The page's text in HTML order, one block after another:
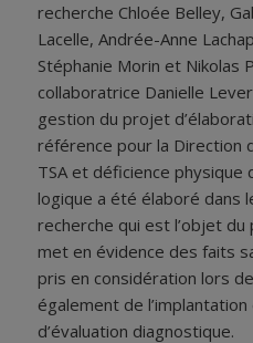
recherche Chloée Belley,
Lacelle, Andrée-Anne
Stéphanie Morin et Nikolas
collaboratrice Danielle
gestion du projet
référence pour la Direction
TSA et déficience physique
logique a été élaboré dans
recherche qui est l’objet
met en évidence des faits
pris en considération lors
également de
d’évaluation diagnostique.